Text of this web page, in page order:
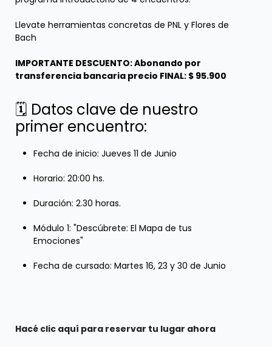
Llevate herramientas concretas de PNL y Flores de
Bach
IMPORTANTE DESCUENTO: Abonando por
transferencia bancaria precio FINAL: $ 95.900
🗓️ Datos clave de nuestro
primer encuentro:
Fecha de inicio: Jueves 11 de Junio
Horario: 20:00 hs.
Duración: 2.30 horas.
Módulo 1: "Descúbrete: El Mapa de tus
Emociones"
Fecha de cursado: Martes 16, 23 y 30 de Junio
Hacé clic aquí para reservar tu lugar ahora